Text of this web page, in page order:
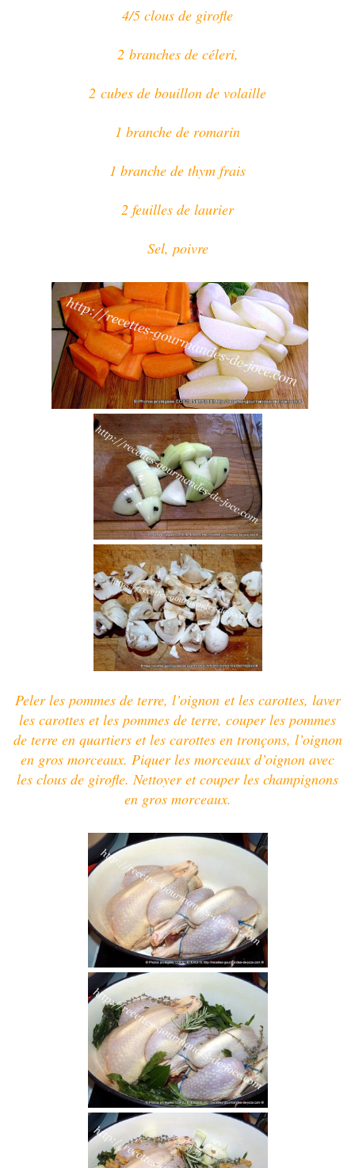
4/5 clous de girofle
2 branches de céleri,
2 cubes de bouillon de volaille
1 branche de romarin
1 branche de thym frais
2 feuilles de laurier
Sel, poivre
Peler les pommes de terre, l’oignon et les carottes, laver
les carottes et les pommes de terre, couper les pommes
de terre en quartiers et les carottes en tronçons, l’oignon
en gros morceaux. Piquer les morceaux d’oignon avec
les clous de girofle. Nettoyer et couper les champignons
en gros morceaux.